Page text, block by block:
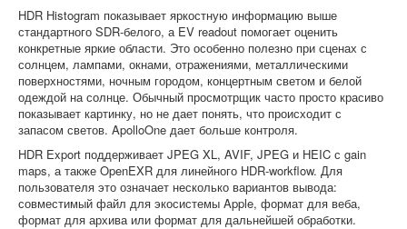
HDR Histogram показывает яркостную информацию выше
стандартного SDR-белого, а EV readout помогает оценить
конкретные яркие области. Это особенно полезно при сценах с
солнцем, лампами, окнами, отражениями, металлическими
поверхностями, ночным городом, концертным светом и белой
одеждой на солнце. Обычный просмотрщик часто просто красиво
показывает картинку, но не дает понять, что происходит с
запасом светов. ApolloOne дает больше контроля.
HDR Export поддерживает JPEG XL, AVIF, JPEG и HEIC с gain
maps, а также OpenEXR для линейного HDR-workflow. Для
пользователя это означает несколько вариантов вывода:
совместимый файл для экосистемы Apple, формат для веба,
формат для архива или формат для дальнейшей обработки.